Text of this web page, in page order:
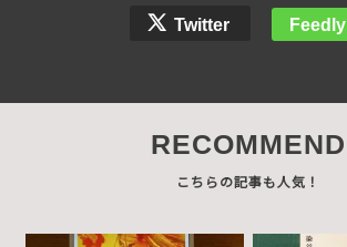
Twitter Feedly
RECOMMEND